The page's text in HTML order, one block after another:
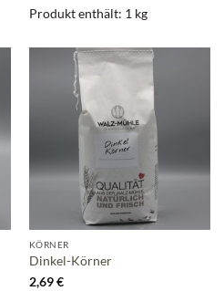
Produkt enthält: 1 kg
KÖRNER
Dinkel-Körner
2,69€